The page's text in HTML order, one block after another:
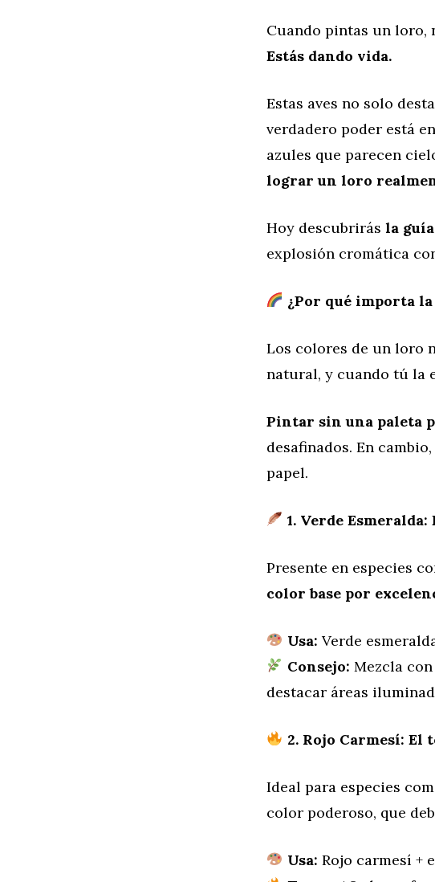
Cuando pintas un loro,
Estás dando vida.
Estas aves no solo
verdadero poder está
azules que parecen
lograr un loro
Hoy descubrirás la
explosión cromática
¿Por qué importa la
Los colores de un loro
natural, y cuando tú la
Pintar sin una paleta
desafinados. En
papel.
1. Verde
Presente en especies
color base por
Usa: Verde
Consejo: Mezcla
destacar áreas
2. Rojo Carmesí: El
Ideal para especies
color poderoso, que
Usa: Rojo carmesí +